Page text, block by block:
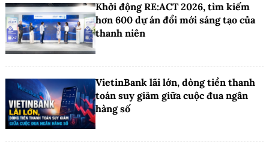
Khởi động RE:ACT 2026, tìm kiếm
hơn 600 dự án đổi mới sáng tạo của
thanh niên
VietinBank lãi lớn, dòng tiền thanh
toán suy giảm giữa cuộc đua ngân
hàng số